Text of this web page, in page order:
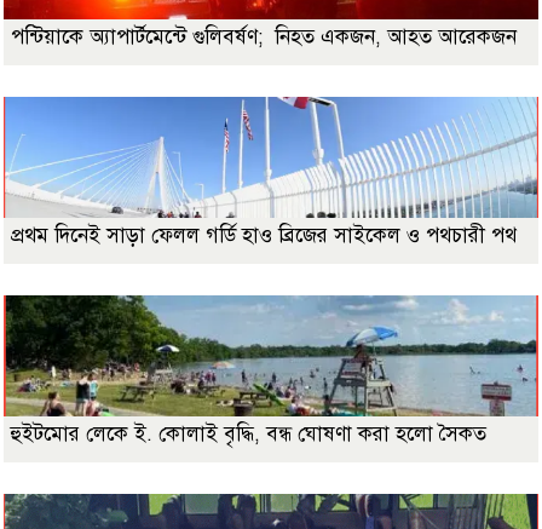
পন্টিয়াকে অ্যাপার্টমেন্টে গুলিবর্ষণ; নিহত একজন, আহত আরেকজন
প্রথম দিনেই সাড়া ফেলল গর্ডি হাও ব্রিজের সাইকেল ও পথচারী পথ
হুইটমোর লেকে ই. কোলাই বৃদ্ধি, বন্ধ ঘোষণা করা হলো সৈকত